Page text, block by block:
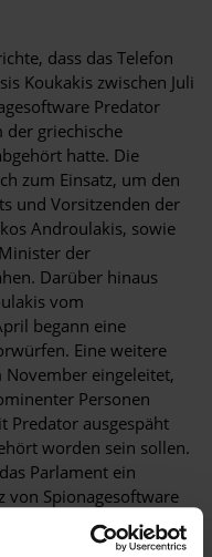
dass das Telefon
Koukakis zwischen Juli
Predator
griechische
hatte. Die
zum Einsatz, um den
und Vorsitzenden der
Androulakis, sowie
der
Darüber hinaus
vom
begann eine
Eine weitere
eingeleitet,
Personen
Predator ausgespäht
worden sein sollen.
Parlament ein
von Spionagesoftware
und keine
überwachte Personen